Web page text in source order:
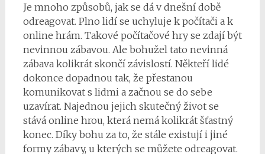
Je mnoho způsobů, jak se dá v dnešní době
odreagovat. Plno lidí se uchyluje k počítači a k
online hrám. Takové počítačové hry se zdají být
nevinnou zábavou. Ale bohužel tato nevinná
zábava kolikrát skončí závislostí. Někteří lidé
dokonce dopadnou tak, že přestanou
komunikovat s lidmi a začnou se do sebe
uzavírat. Najednou jejich skutečný život se
stává online hrou, která nemá kolikrát šťastný
konec. Díky bohu za to, že stále existují i jiné
formy zábavy, u kterých se můžete odreagovat.